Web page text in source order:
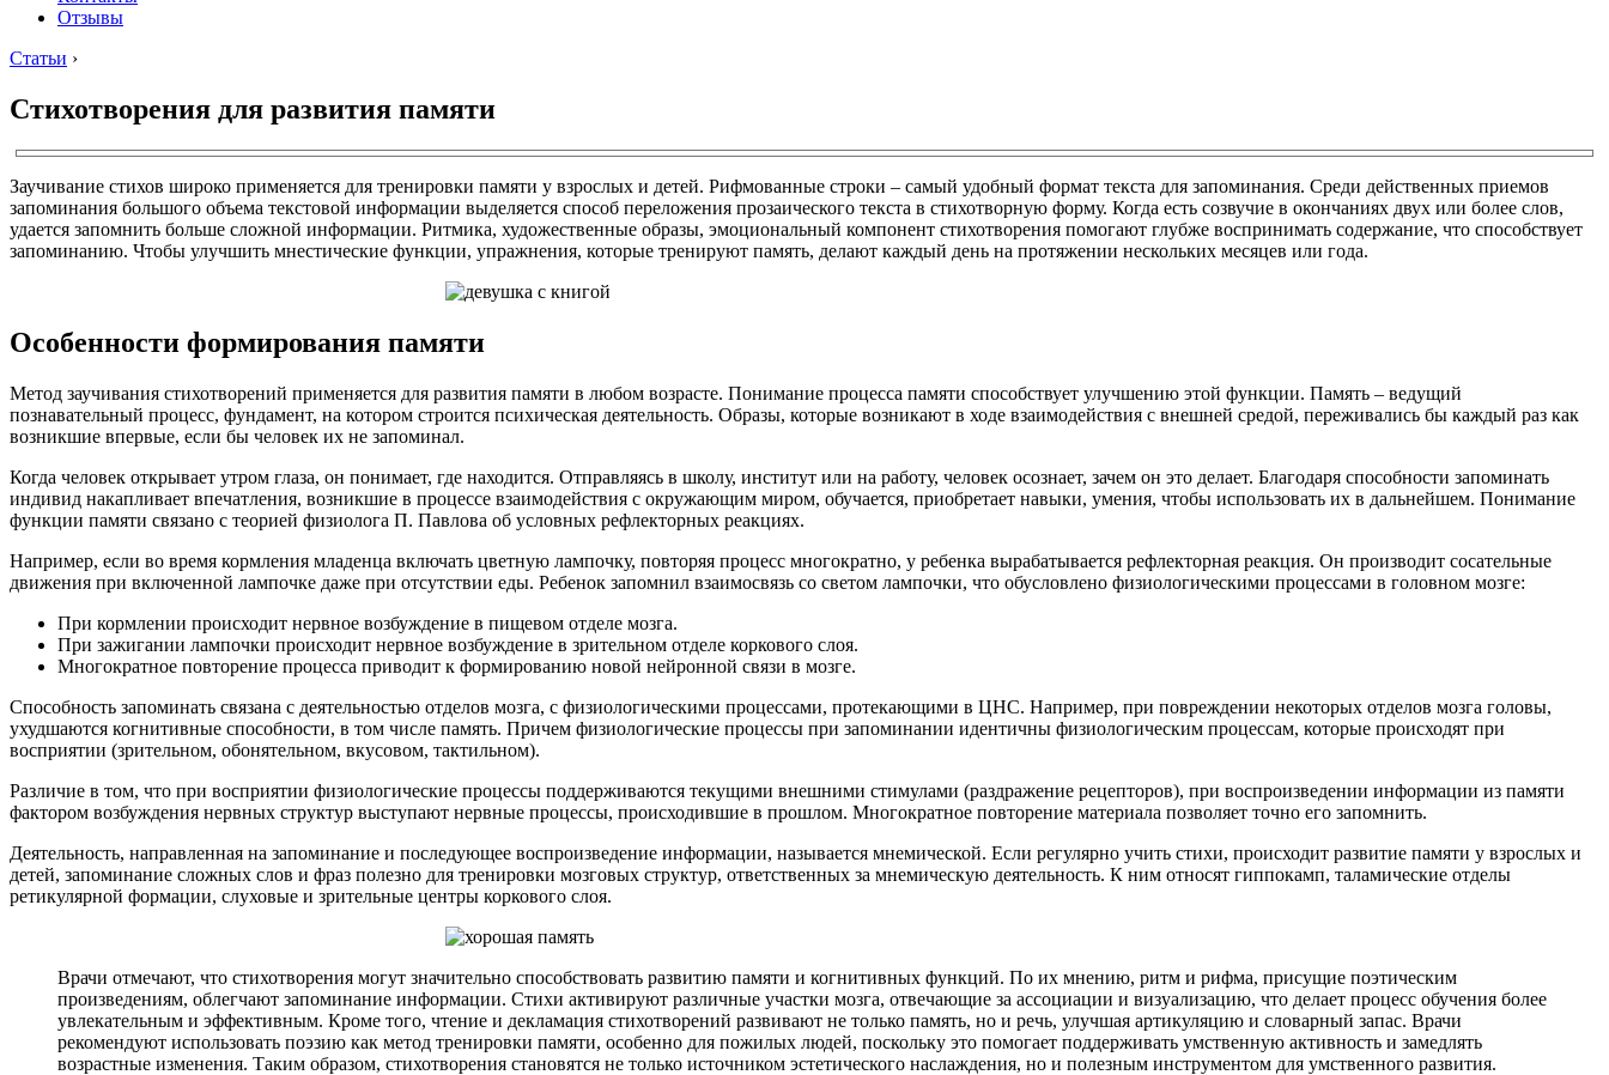
Отзывы
Статьи ›
Стихотворения для развития памяти
Заучивание стихов широко применяется для тренировки памяти у взрослых и детей. Рифмованные строки – самый удобный формат текста для запоминания. Среди действенных приемов
запоминания большого объема текстовой информации выделяется способ переложения прозаического текста в стихотворную форму. Когда есть созвучие в окончаниях двух или более слов,
удается запомнить больше сложной информации. Ритмика, художественные образы, эмоциональный компонент стихотворения помогают глубже воспринимать содержание, что способствует
запоминанию. Чтобы улучшить мнестические функции, упражнения, которые тренируют память, делают каждый день на протяжении нескольких месяцев или года.
Особенности формирования памяти
Метод заучивания стихотворений применяется для развития памяти в любом возрасте. Понимание процесса памяти способствует улучшению этой функции. Память – ведущий
познавательный процесс, фундамент, на котором строится психическая деятельность. Образы, которые возникают в ходе взаимодействия с внешней средой, переживались бы каждый раз как
возникшие впервые, если бы человек их не запоминал.
Когда человек открывает утром глаза, он понимает, где находится. Отправляясь в школу, институт или на работу, человек осознает, зачем он это делает. Благодаря способности запоминать
индивид накапливает впечатления, возникшие в процессе взаимодействия с окружающим миром, обучается, приобретает навыки, умения, чтобы использовать их в дальнейшем. Понимание
функции памяти связано с теорией физиолога П. Павлова об условных рефлекторных реакциях.
Например, если во время кормления младенца включать цветную лампочку, повторяя процесс многократно, у ребенка вырабатывается рефлекторная реакция. Он производит сосательные
движения при включенной лампочке даже при отсутствии еды. Ребенок запомнил взаимосвязь со светом лампочки, что обусловлено физиологическими процессами в головном мозге:
При кормлении происходит нервное возбуждение в пищевом отделе мозга.
При зажигании лампочки происходит нервное возбуждение в зрительном отделе коркового слоя.
Многократное повторение процесса приводит к формированию новой нейронной связи в мозге.
Способность запоминать связана с деятельностью отделов мозга, с физиологическими процессами, протекающими в ЦНС. Например, при повреждении некоторых отделов мозга головы,
ухудшаются когнитивные способности, в том числе память. Причем физиологические процессы при запоминании идентичны физиологическим процессам, которые происходят при
восприятии (зрительном, обонятельном, вкусовом, тактильном).
Различие в том, что при восприятии физиологические процессы поддерживаются текущими внешними стимулами (раздражение рецепторов), при воспроизведении информации из памяти
фактором возбуждения нервных структур выступают нервные процессы, происходившие в прошлом. Многократное повторение материала позволяет точно его запомнить.
Деятельность, направленная на запоминание и последующее воспроизведение информации, называется мнемической. Если регулярно учить стихи, происходит развитие памяти у взрослых и
детей, запоминание сложных слов и фраз полезно для тренировки мозговых структур, ответственных за мнемическую деятельность. К ним относят гиппокамп, таламические отделы
ретикулярной формации, слуховые и зрительные центры коркового слоя.
Врачи отмечают, что стихотворения могут значительно способствовать развитию памяти и когнитивных функций. По их мнению, ритм и рифма, присущие поэтическим
произведениям, облегчают запоминание информации. Стихи активируют различные участки мозга, отвечающие за ассоциации и визуализацию, что делает процесс обучения более
увлекательным и эффективным. Кроме того, чтение и декламация стихотворений развивают не только память, но и речь, улучшая артикуляцию и словарный запас. Врачи
рекомендуют использовать поэзию как метод тренировки памяти, особенно для пожилых людей, поскольку это помогает поддерживать умственную активность и замедлять
возрастные изменения. Таким образом, стихотворения становятся не только источником эстетического наслаждения, но и полезным инструментом для умственного развития.